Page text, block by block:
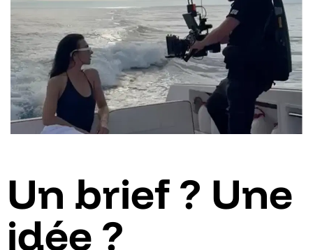
Un brief ? Une
idée ?